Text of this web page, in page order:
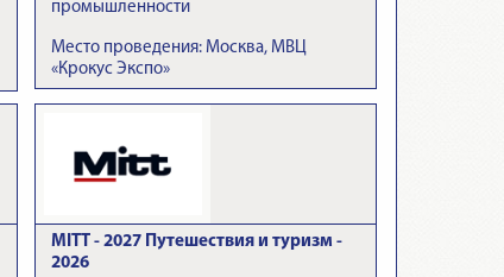
промышленности
Место проведения: Москва, МВЦ
«Крокус Экспо»
MITT - 2027 Путешествия и туризм -
2026